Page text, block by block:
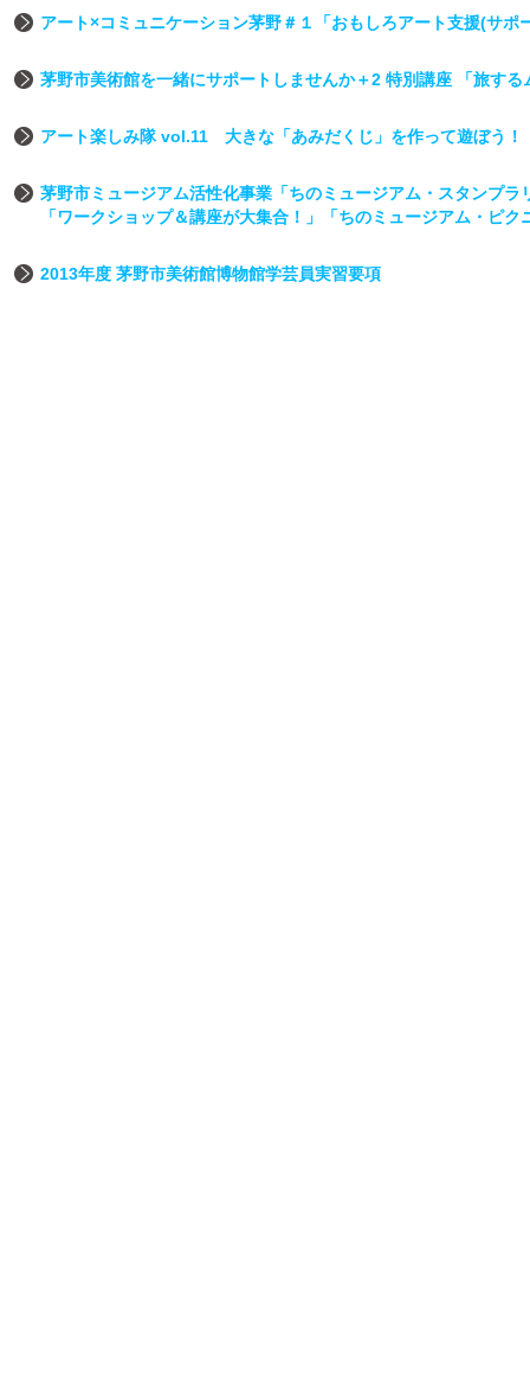
アート×コミュニケーション茅野＃１「おもしろアート支援(サポ
茅野市美術館を一緒にサポートしませんか＋2 特別講座 「旅する
アート楽しみ隊 vol.11 大きな「あみだくじ」を作って遊ぼう！
茅野市ミュージアム活性化事業「ちのミュージアム・スタンプラ
「ワークショップ＆講座が大集合！」「ちのミュージアム・ピ
2013年度 茅野市美術館博物館学芸員実習要項